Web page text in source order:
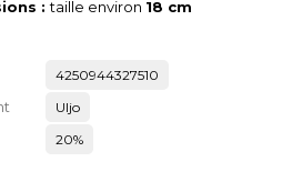
:taille environ 18 cm
4250944327510
Uljo
20%